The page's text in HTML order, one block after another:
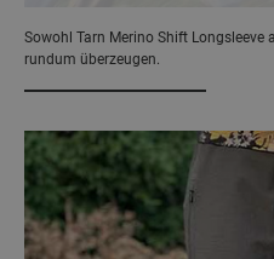
Sowohl Tarn Merino Shift
rundum überzeugen.